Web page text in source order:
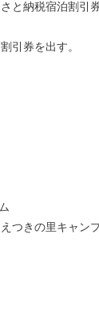
と納税宿泊割引
引券を出す。
つきの里キャンプ